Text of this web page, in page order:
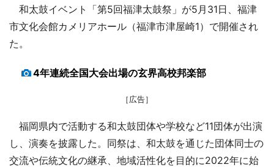
和太鼓イベント「第5回福津太鼓祭」が5月31日、福津
市文化会館カメリアホール（福津市津屋崎1）で開催され
た。
4年連続全国大会出場の玄界高校邦楽部
［広告］
福岡県内で活動する和太鼓団体や学校など11団体が出演
し、演奏を披露した。同祭は、和太鼓を通じた団体同士の
交流や伝統文化の継承、地域活性化を目的に2022年に始